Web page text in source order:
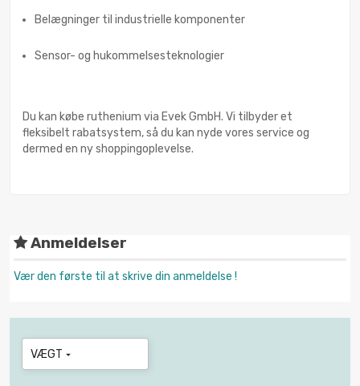
Belægninger til industrielle komponenter
Sensor- og hukommelsesteknologier
Du kan købe ruthenium via Evek GmbH. Vi tilbyder et
fleksibelt rabatsystem, så du kan nyde vores service og
dermed en ny shoppingoplevelse.
Anmeldelser
Vær den første til at skrive din anmeldelse !
VÆGT 